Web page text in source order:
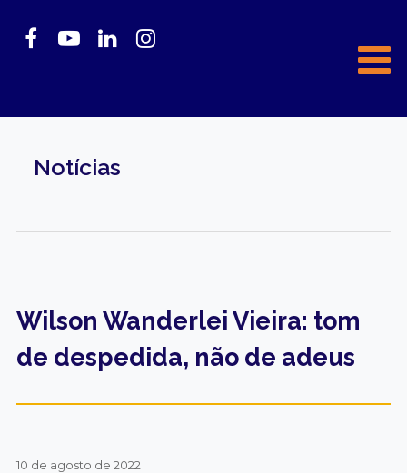
Notícias
Wilson Wanderlei Vieira: tom
de despedida, não de adeus
10 de agosto de 2022